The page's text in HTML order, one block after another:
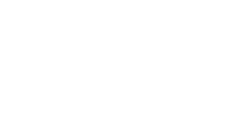
der Zervix